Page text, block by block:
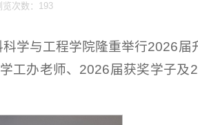
览次数： 193
学与工程学院隆重举行2026届
工办老师、2026届获奖学子及